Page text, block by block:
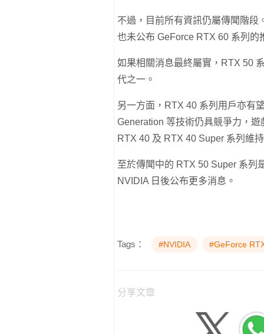
不過，目前所有資訊仍屬傳聞階段
也未公布 GeForce RTX 60 系列的
如果相關消息最終屬實，RTX 50
代之一。
另一方面，RTX 40 系列用戶亦有
Generation 等技術仍具競爭力，
RTX 40 及 RTX 40 Super 系列維
至於傳聞中的 RTX 50 Super 系列
NVIDIA 日後公布更多消息。
Tags： #NVIDIA #GeForce
分享文章